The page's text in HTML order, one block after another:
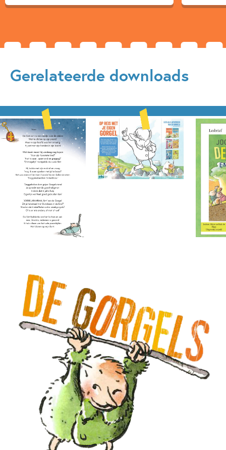
Gerelateerde downloads